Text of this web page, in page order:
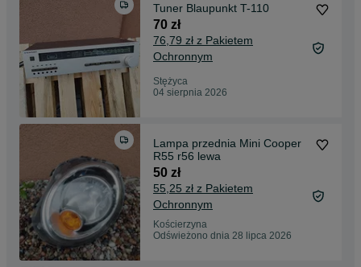
Tuner Blaupunkt T-110
70 zł
76,79 zł z Pakietem
Ochronnym
Stężyca
04 sierpnia 2026
Lampa przednia Mini Cooper
R55 r56 lewa
50 zł
55,25 zł z Pakietem
Ochronnym
Kościerzyna
Odświeżono dnia 28 lipca 2026